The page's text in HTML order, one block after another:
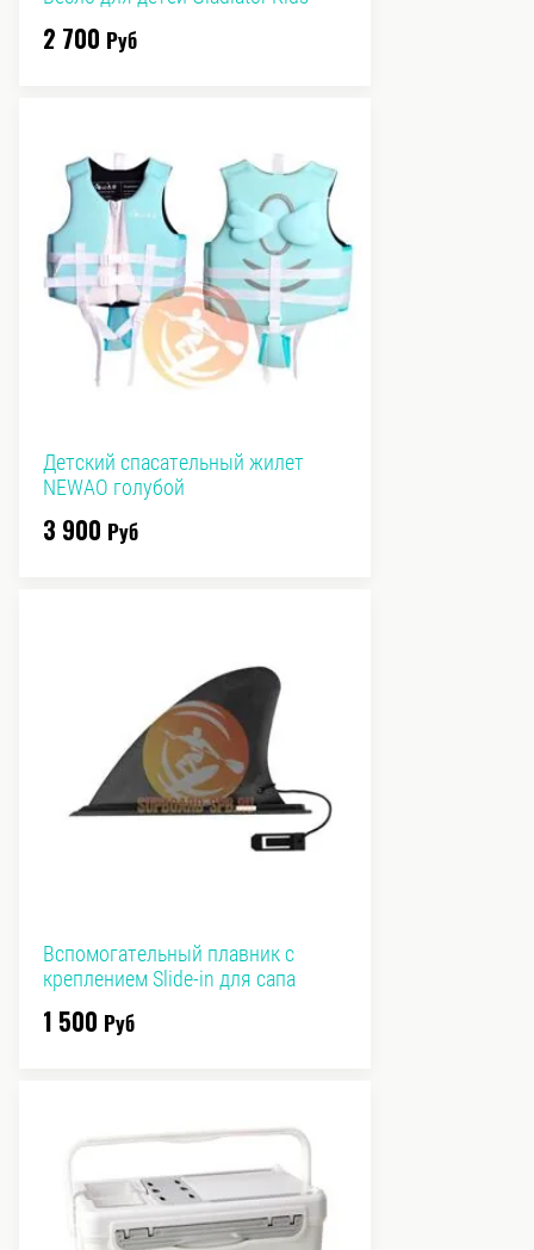
2 700 Руб
Детский спасательный жилет
NEWAO голубой
3 900 Руб
Вспомогательный плавник с
креплением Slide-in для сапа
1 500 Руб